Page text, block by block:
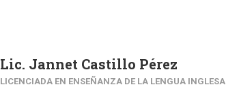
Lic. Jannet Castillo Pérez
LICENCIADA EN ENSEÑANZA DE LA LENGUA INGLESA